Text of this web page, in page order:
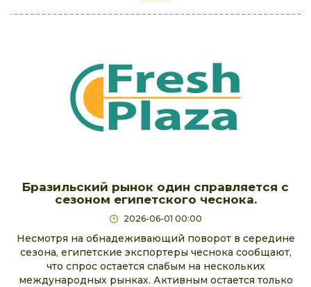
Бразильский рынок один справляется с
сезоном египетского чеснока.
2026-06-01 00:00
Несмотря на обнадеживающий поворот в середине
сезона, египетские экспортеры чеснока сообщают,
что спрос остается слабым на нескольких
международных рынках. Активным остается только